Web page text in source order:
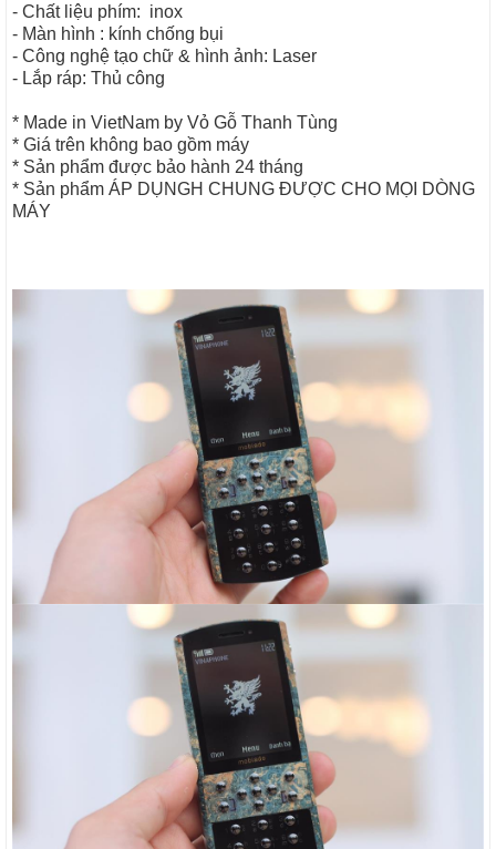
- Chất liệu phím: inox
- Màn hình : kính chống bụi
- Công nghệ tạo chữ & hình ảnh: Laser
- Lắp ráp: Thủ công
* Made in VietNam by Vỏ Gỗ Thanh Tùng
* Giá trên không bao gồm máy
* Sản phẩm được bảo hành 24 tháng
* Sản phẩm ÁP DỤNGH CHUNG ĐƯỢC CHO MỌI DÒNG
MÁY